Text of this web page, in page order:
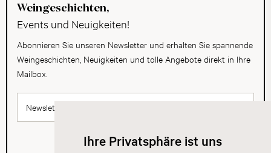
Ihre Privatsphäre ist uns
Weingeschichten,
Events und Neuigkeiten!
Abonnieren Sie unseren Newsletter und erhalten Sie spannende
Weingeschichten, Neuigkeiten und tolle Angebote direkt in Ihre
Mailbox.
Newsletter abonnieren